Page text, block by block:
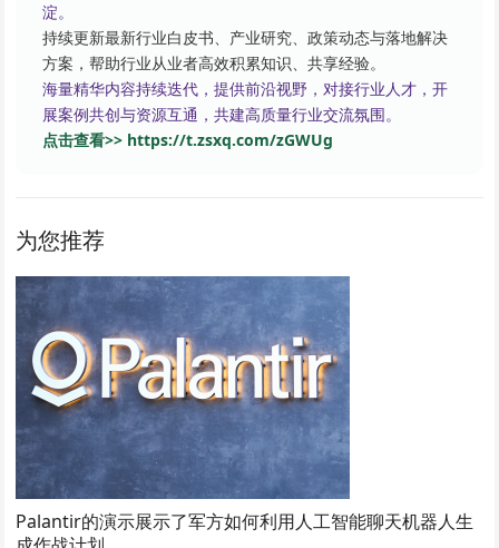
淀。
持续更新最新行业白皮书、产业研究、政策动态与落地解决
方案，帮助行业从业者高效积累知识、共享经验。
海量精华内容持续迭代，提供前沿视野，对接行业人才，开
展案例共创与资源互通，共建高质量行业交流氛围。
点击查看>> https://t.zsxq.com/zGWUg
为您推荐
Palantir的演示展示了军方如何利用人工智能聊天机器人生